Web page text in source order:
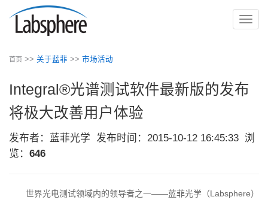
切
首页 >> 关于蓝菲 >> 市场活动
Integral®光谱测试软件最新版的发布
将极大改善用户体验
发布者：蓝菲光学 发布时间：2015-10-12 16:45:33 浏
览： 646
世界光电测试领域内的领导者之一——蓝菲光学（Labsphere）